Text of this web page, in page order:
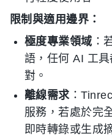
限制與適用邊界：
極度專業領域 ：
語，任何 AI 工
對。
離線需求：
服務，若處於完
即時轉錄或生成